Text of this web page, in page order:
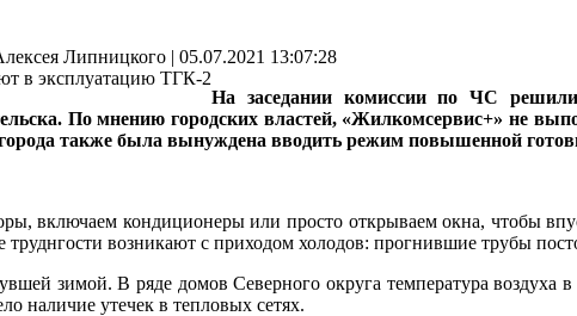
Липницкого | 05.07.2021 13:07:28
На заседании комиссии по ЧС
По мнению городских властей, «Жилкомсервис+» не
также была вынуждена вводить режим повышенной
включаем кондиционеры или просто открываем окна, чтобы
возникают с приходом холодов: прогнившие трубы
зимой. В ряде домов Северного округа температура воздуха в
наличие утечек в тепловых сетях.